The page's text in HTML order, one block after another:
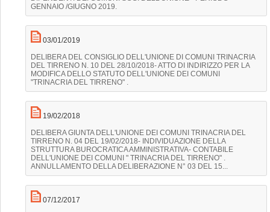
GENNAIO /GIUGNO 2019.
03/01/2019
DELIBERA DEL CONSIGLIO DELL'UNIONE DI COMUNI TRINACRIA
DEL TIRRENO N. 10 DEL 28/10/2018- ATTO DI INDIRIZZO PER LA
MODIFICA DELLO STATUTO DELL'UNIONE DEI COMUNI
"TRINACRIA DEL TIRRENO" .
19/02/2018
DELIBERA GIUNTA DELL'UNIONE DEI COMUNI TRINACRIA DEL
TIRRENO N. 04 DEL 19/02/2018- INDIVIDUAZIONE DELLA
STRUTTURA BUROCRATICA AMMINISTRATIVA- CONTABILE
DELL'UNIONE DEI COMUNI " TRINACRIA DEL TIRRENO" .
ANNULLAMENTO DELLA DELIBERAZIONE N° 03 DEL 15...
07/12/2017